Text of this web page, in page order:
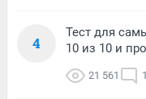
4
Тест для
10 из 10 и
21 561